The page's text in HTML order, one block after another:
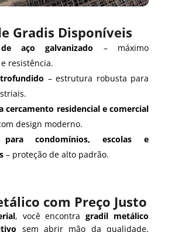
Gradis Disponíveis
aço galvanizado – máximo
resistência.
– estrutura robusta para
cercamento residencial e comercial
design moderno.
para condomínios, escolas e
– proteção de alto padrão.
com Preço Justo
, você encontragradil metálico
sem abrir mão da qualidade.